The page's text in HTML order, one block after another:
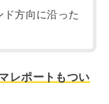
ド方向に沿った
レポートもつい